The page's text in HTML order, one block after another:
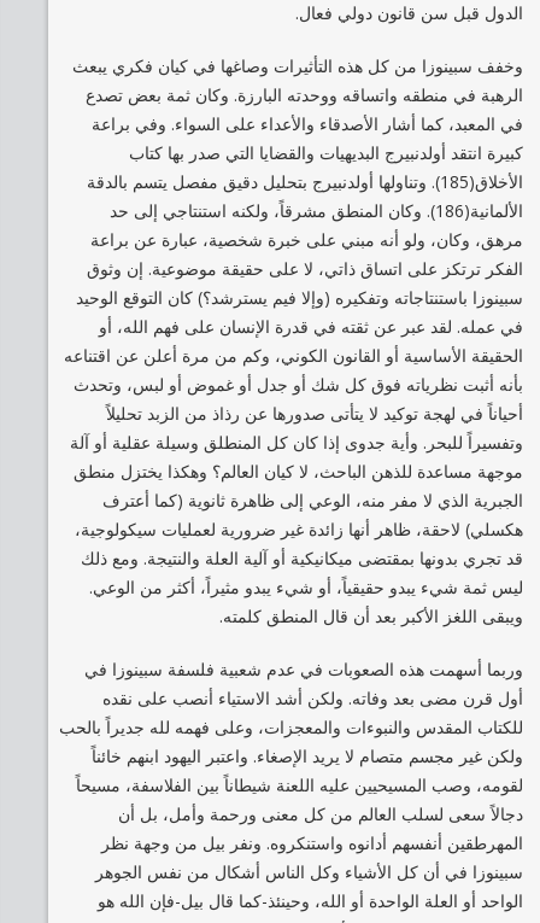
الدول قبل سن قانون دولي فعال.
وخفف سبينوزا من كل هذه التأثيرات وصاغها في كيان فكري يبعث
الرهبة في منطقه واتساقه ووحدته البارزة. وكان ثمة بعض تصدع
في المعبد، كما أشار الأصدقاء والأعداء على السواء. وفي براعة
كبيرة انتقد أولدنبيرج البديهيات والقضايا التي صدر بها كتاب
الأخلاق(185). وتناولها أولدنبيرج بتحليل دقيق مفصل يتسم بالدقة
الألمانية(186). وكان المنطق مشرقاً، ولكنه استنتاجي إلى حد
مرهق، وكان، ولو أنه مبني على خبرة شخصية، عبارة عن براعة
الفكر ترتكز على اتساق ذاتي، لا على حقيقة موضوعية. إن وثوق
سبينوزا باستنتاجاته وتفكيره (وإلا فيم يسترشد؟) كان التوقع الوحيد
في عمله. لقد عبر عن ثقته في قدرة الإنسان على فهم الله، أو
الحقيقة الأساسية أو القانون الكوني، وكم من مرة أعلن عن اقتناعه
بأنه أثبت نظرياته فوق كل شك أو جدل أو غموض أو لبس، وتحدث
أحياناً في لهجة توكيد لا يتأتى صدورها عن رذاذ من الزبد تحليلاً
وتفسيراً للبحر. وأية جدوى إذا كان كل المنطلق وسيلة عقلية أو آلة
موجهة مساعدة للذهن الباحث، لا كيان العالم؟ وهكذا يختزل منطق
الجبرية الذي لا مفر منه، الوعي إلى ظاهرة ثانوية (كما أعترف
هكسلي) لاحقة، ظاهر أنها زائدة غير ضرورية لعمليات سيكولوجية،
قد تجري بدونها بمقتضى ميكانيكية أو آلية العلة والنتيجة. ومع ذلك
ليس ثمة شيء يبدو حقيقياً، أو شيء يبدو مثيراً، أكثر من الوعي.
ويبقى اللغز الأكبر بعد أن قال المنطق كلمته.
وربما أسهمت هذه الصعوبات في عدم شعبية فلسفة سبينوزا في
أول قرن مضى بعد وفاته. ولكن أشد الاستياء أنصب على نقده
للكتاب المقدس والنبوءات والمعجزات، وعلى فهمه لله جديراً بالحب
ولكن غير مجسم متصام لا يريد الإصغاء. واعتبر اليهود ابنهم خائناً
لقومه، وصب المسيحيين عليه اللعنة شيطاناً بين الفلاسفة، مسيحاً
دجالاً سعى لسلب العالم من كل معنى ورحمة وأمل، بل أن
المهرطقين أنفسهم أدانوه واستنكروه. ونفر بيل من وجهة نظر
سبينوزا في أن كل الأشياء وكل الناس أشكال من نفس الجوهر
الواحد أو العلة الواحدة أو الله، وحينئذ-كما قال بيل-فإن الله هو